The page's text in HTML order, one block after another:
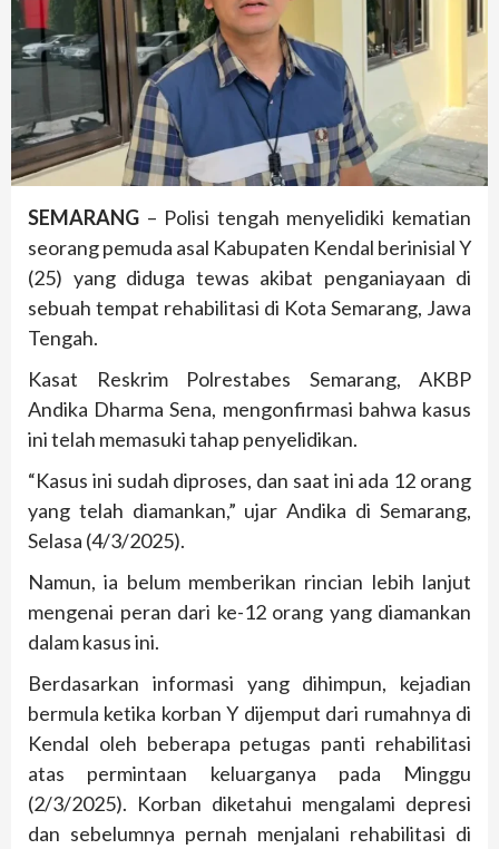
SEMARANG – Polisi tengah menyelidiki kematian
seorang pemuda asal Kabupaten Kendal berinisial Y
(25) yang diduga tewas akibat penganiayaan di
sebuah tempat rehabilitasi di Kota Semarang, Jawa
Tengah.
Kasat Reskrim Polrestabes Semarang, AKBP
Andika Dharma Sena, mengonfirmasi bahwa kasus
ini telah memasuki tahap penyelidikan.
“Kasus ini sudah diproses, dan saat ini ada 12 orang
yang telah diamankan,” ujar Andika di Semarang,
Selasa (4/3/2025).
Namun, ia belum memberikan rincian lebih lanjut
mengenai peran dari ke-12 orang yang diamankan
dalam kasus ini.
Berdasarkan informasi yang dihimpun, kejadian
bermula ketika korban Y dijemput dari rumahnya di
Kendal oleh beberapa petugas panti rehabilitasi
atas permintaan keluarganya pada Minggu
(2/3/2025). Korban diketahui mengalami depresi
dan sebelumnya pernah menjalani rehabilitasi di